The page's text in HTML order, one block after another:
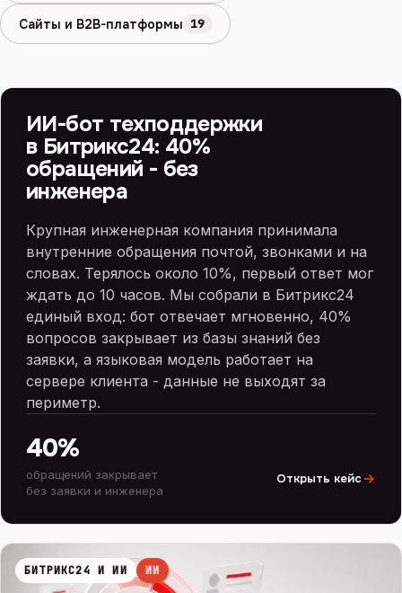
Сайты и B2B-платформы 19
БИТРИКС24 И ИИ
ИИ-бот техподдержки
в Битрикс24: 40%
обращений - без
инженера
Крупная инженерная компания принимала
внутренние обращения почтой, звонками и на
словах. Терялось около 10%, первый ответ мог
ждать до 10 часов. Мы собрали в Битрикс24
единый вход: бот отвечает мгновенно, 40%
вопросов закрывает из базы знаний без
заявки, а языковая модель работает на
сервере клиента - данные не выходят за
периметр.
40%
обращений закрывает
без заявки и инженера
Открыть кейс
БИТРИКС24 И ИИ ИИ